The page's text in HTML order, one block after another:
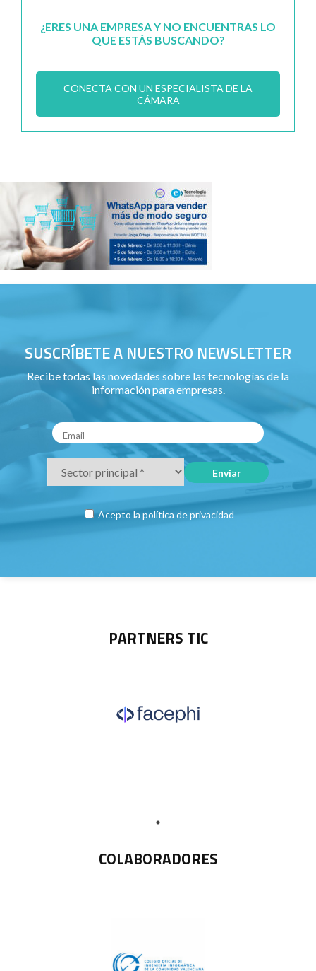
¿ERES UNA EMPRESA Y NO ENCUENTRAS LO
QUE ESTÁS BUSCANDO?
CONECTA CON UN ESPECIALISTA DE LA
CÁMARA
SUSCRÍBETE A NUESTRO NEWSLETTER
Recibe todas las novedades sobre las tecnologías de la
información para empresas.
Acepto la política de privacidad
PARTNERS TIC
COLABORADORES